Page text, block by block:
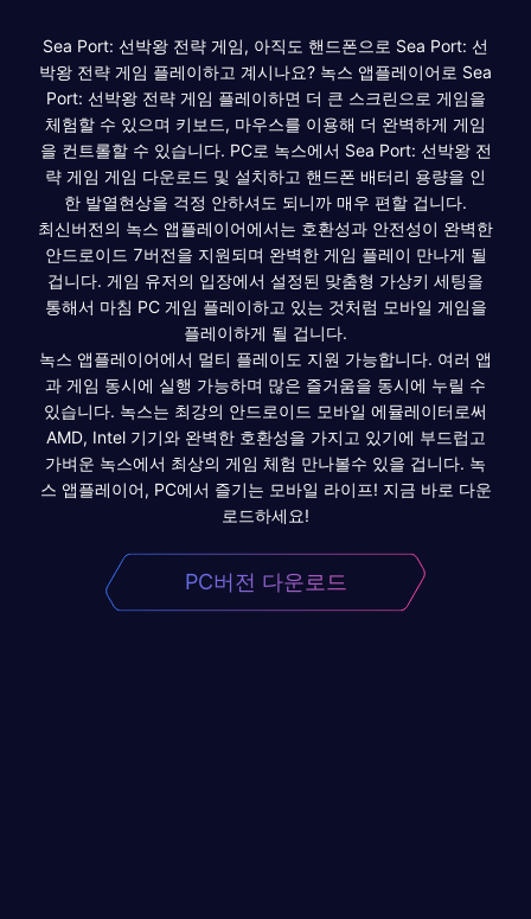
Sea Port: 선박왕 전략 게임, 아직도 핸드폰으로 Sea Port: 선
박왕 전략 게임 플레이하고 계시나요? 녹스 앱플레이어로 Sea
Port: 선박왕 전략 게임 플레이하면 더 큰 스크린으로 게임을
체험할 수 있으며 키보드, 마우스를 이용해 더 완벽하게 게임
을 컨트롤할 수 있습니다. PC로 녹스에서 Sea Port: 선박왕 전
략 게임 게임 다운로드 및 설치하고 핸드폰 배터리 용량을 인
한 발열현상을 걱정 안하셔도 되니까 매우 편할 겁니다.
최신버전의 녹스 앱플레이어에서는 호환성과 안전성이 완벽한
안드로이드 7버전을 지원되며 완벽한 게임 플레이 만나게 될
겁니다. 게임 유저의 입장에서 설정된 맞춤형 가상키 세팅을
통해서 마침 PC 게임 플레이하고 있는 것처럼 모바일 게임을
플레이하게 될 겁니다.
녹스 앱플레이어에서 멀티 플레이도 지원 가능합니다. 여러 앱
과 게임 동시에 실행 가능하며 많은 즐거움을 동시에 누릴 수
있습니다. 녹스는 최강의 안드로이드 모바일 에뮬레이터로써
AMD, Intel 기기와 완벽한 호환성을 가지고 있기에 부드럽고
가벼운 녹스에서 최상의 게임 체험 만나볼수 있을 겁니다. 녹
스 앱플레이어, PC에서 즐기는 모바일 라이프! 지금 바로 다운
로드하세요!
PC버전 다운로드